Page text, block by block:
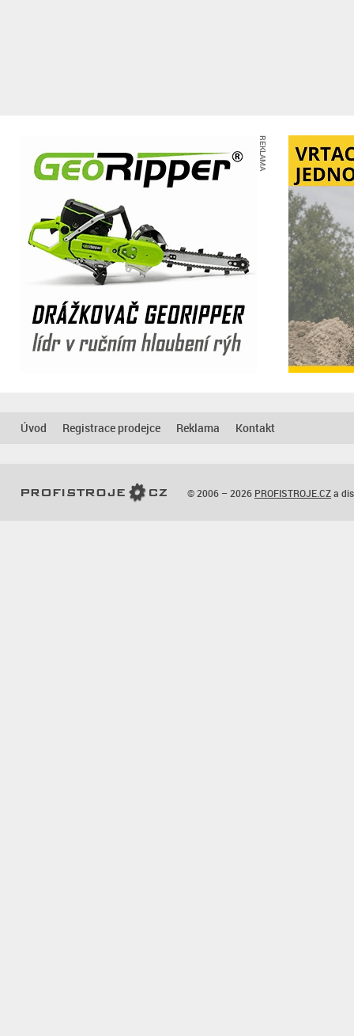
REKLAMA
Úvod Registrace prodejce Reklama Kontakt
© 2006 – 2026 PROFISTROJE.CZa